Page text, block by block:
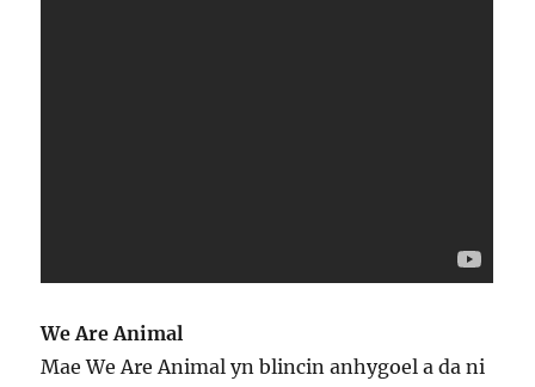
We Are Animal
Mae We Are Animal yn blincin anhygoel a da ni